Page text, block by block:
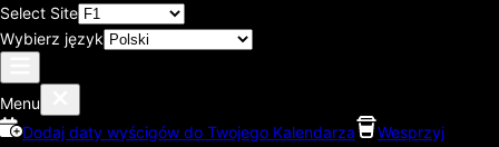
Select Site
Wybierz język
Menu
Dodaj daty wyścigów do Twojego Kalendarza
Wesprzyj